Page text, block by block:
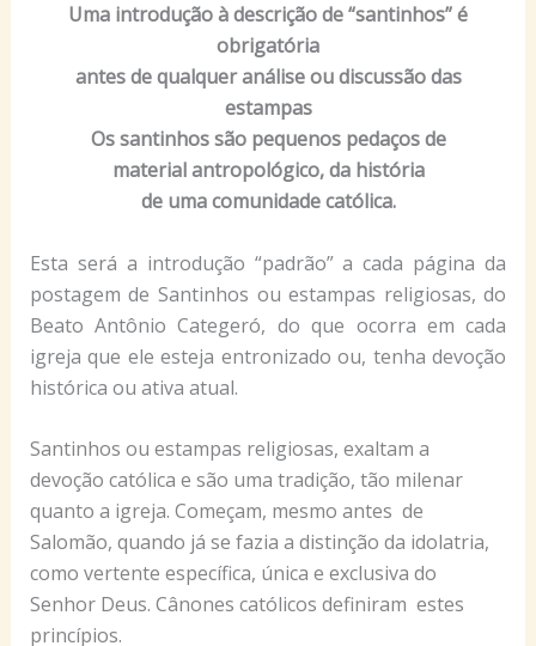
Uma introdução à descrição de “santinhos” é
obrigatória
antes de qualquer análise ou discussão das
estampas
Os santinhos são pequenos pedaços de
material antropológico, da história
de uma comunidade católica.
Esta será a introdução “padrão” a cada página da
postagem de Santinhos ou estampas religiosas, do
Beato Antônio Categeró, do que ocorra em cada
igreja que ele esteja entronizado ou, tenha devoção
histórica ou ativa atual.
Santinhos ou estampas religiosas, exaltam a
devoção católica e são uma tradição, tão milenar
quanto a igreja. Começam, mesmo antes de
Salomão, quando já se fazia a distinção da idolatria,
como vertente específica, única e exclusiva do
Senhor Deus. Cânones católicos definiram estes
princípios.